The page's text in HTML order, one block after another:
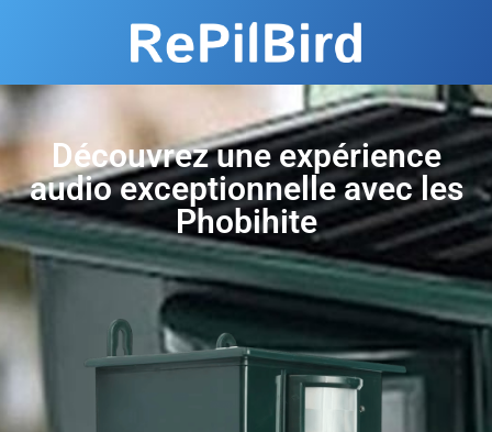
Découvrez une expérience
audio exceptionnelle avec les
Phobihite